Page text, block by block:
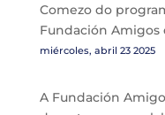
Comezo do
Fundación Amigos
miércoles, abril 23 2025
A Fundación